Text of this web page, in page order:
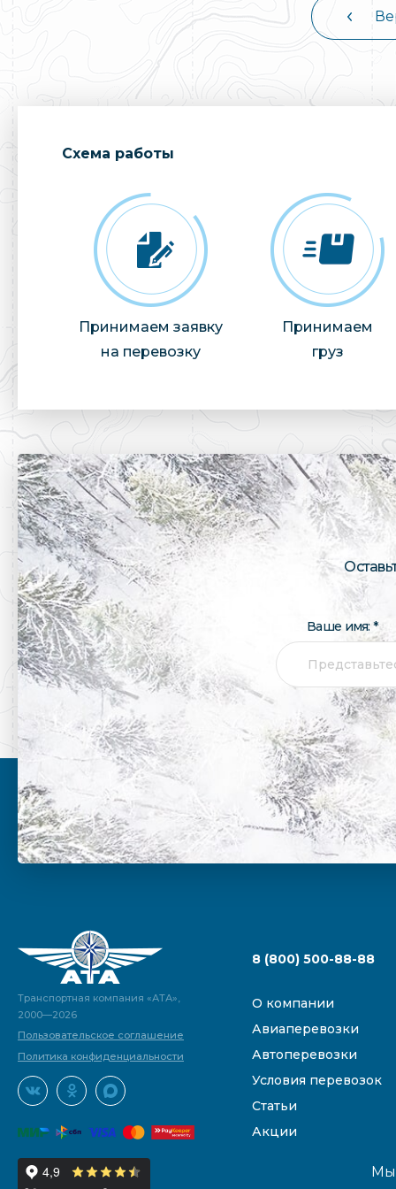
Cхема работы
Принимаем заявку
на перевозку
Принимаем
груз
Ваше имя: *
Транспортная компания «АТА»,
2000—2026
Пользовательское соглашение
Политика конфиденциальности
8 (800) 500-88-88
О компании
Авиаперевозки
Автоперевозки
Условия перевозок
Статьи
Акции
Мы